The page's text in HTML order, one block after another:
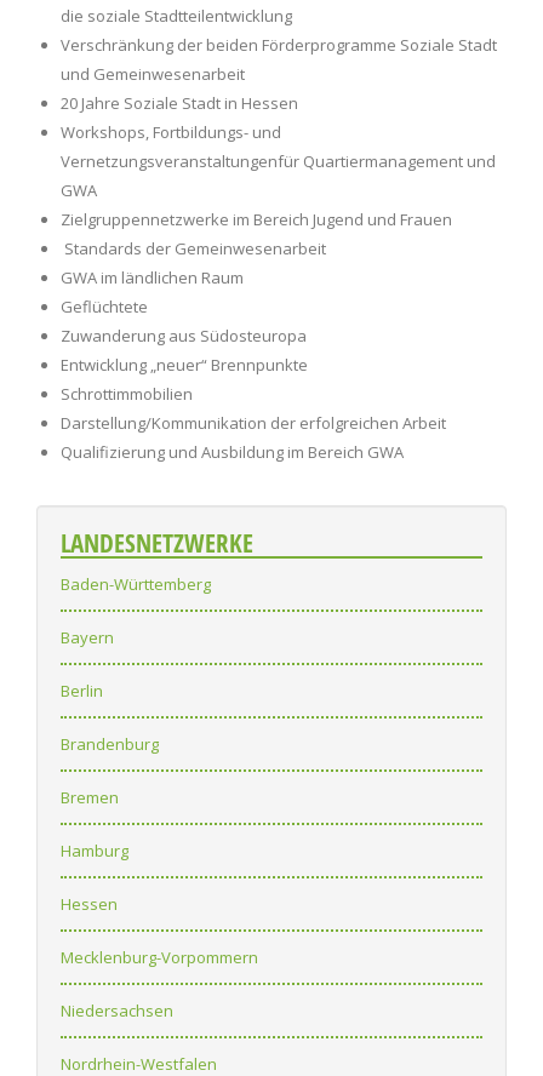
die soziale Stadtteilentwicklung
Verschränkung der beiden Förderprogramme Soziale Stadt
und Gemeinwesenarbeit
20 Jahre Soziale Stadt in Hessen
Workshops, Fortbildungs- und
Vernetzungsveranstaltungenfür Quartiermanagement und
GWA
Zielgruppennetzwerke im Bereich Jugend und Frauen
Standards der Gemeinwesenarbeit
GWA im ländlichen Raum
Geflüchtete
Zuwanderung aus Südosteuropa
Entwicklung „neuer“ Brennpunkte
Schrottimmobilien
Darstellung/Kommunikation der erfolgreichen Arbeit
Qualifizierung und Ausbildung im Bereich GWA
LANDESNETZWERKE
Baden-Württemberg
Bayern
Berlin
Brandenburg
Bremen
Hamburg
Hessen
Mecklenburg-Vorpommern
Niedersachsen
Nordrhein-Westfalen